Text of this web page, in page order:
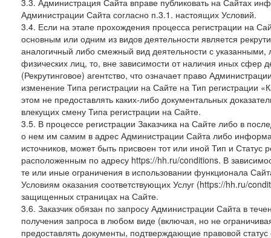
3.3. Администрация Сайта вправе публиковать на Сайтах
Администрации Сайта согласно п.3.1. настоящих Условий.
3.4. Если на этапе прохождения процесса регистрации на
основным или одним из видов деятельности является
аналогичный либо смежный вид деятельности с
физических лиц, то, вне зависимости от наличия иных сфер
(Рекрутинговое) агентство, что означает право
изменение Типа регистрации на Сайте на Тип регистрации
этом не предоставлять каких-либо документальных
влекущих смену Типа регистрации на Сайте.
3.5. В процессе регистрации Заказчика на Сайте либо в
о нем им самим в адрес Администрации Сайта либо
источников, может быть присвоен тот или иной Тип и
расположенным по адресу https://hh.ru/conditions. В
те или иные ограничения в использовании функционала
Условиям оказания соответствующих Услуг (https://hh.ru/
защищенных страницах на Сайте.
3.6. Заказчик обязан по запросу Администрации Сайта в
получения запроса в любом виде (включая, но не
предоставлять документы, подтверждающие правовой